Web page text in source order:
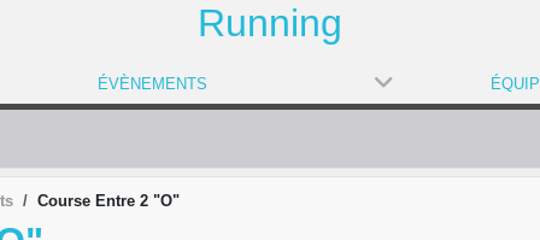
Running
ÉVÈNEMENTS
Course Entre 2 "O"